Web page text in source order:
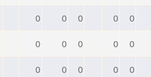
0 0 0 0 0
0 0 0 0 0
0 0 0 0 0